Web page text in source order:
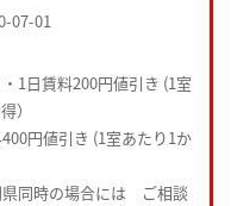
07-01
1日賃料200円値引き (1室
）
円値引き (1室あたり1か
同時の場合には ご相談